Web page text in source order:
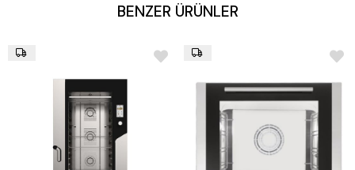
BENZER ÜRÜNLER